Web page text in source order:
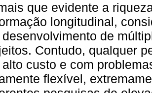
que evidente a
longitudinal,
desenvolvimento de
Contudo, qualquer
alto custo e com
flexível,